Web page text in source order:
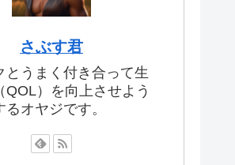
さぶす君
とうまく付き合って生
QOL）を向上させよう
るオヤジです。